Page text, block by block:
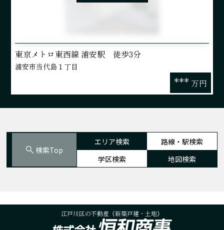
東京メトロ東西線 浦安駅 徒歩3分
浦安市当代島１丁目
*** 万円
検索Top
エリア検索
路線・駅検索
学区検索
地図検索
江戸川区の不動産《新築戸建・土地》